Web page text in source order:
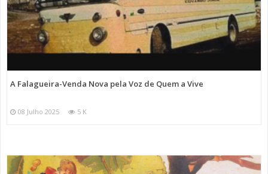
A Falagueira-Venda Nova pela Voz de Quem a Vive
08 Julho 2025 5 K